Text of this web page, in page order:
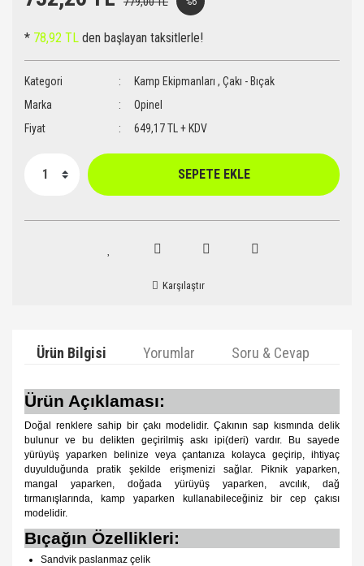
* 78,92 TL den başlayan taksitlerle!
Kategori Kamp Ekipmanları ,Çakı - Bıçak
Marka
Opinel
Fiyat
649,17 TL + KDV
SEPETE EKLE
Karşılaştır
Ürün Bilgisi Yorumlar Soru & Cevap
Ürün Açıklaması:
Doğal renklere sahip bir çakı modelidir. Çakının sap kısmında delik
bulunur ve bu delikten geçirilmiş askı ipi(deri) vardır. Bu sayede
yürüyüş yaparken belinize veya çantanıza kolayca geçirip, ihtiyaç
duyulduğunda pratik şekilde erişmenizi sağlar. Piknik yaparken,
mangal yaparken, doğada yürüyüş yaparken, avcılık, dağ
tırmanışlarında, kamp yaparken kullanabileceğiniz bir cep çakısı
modelidir.
Bıçağın Özellikleri:
Sandvik paslanmaz çelik